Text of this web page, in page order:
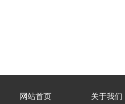
网站首页 关于我们